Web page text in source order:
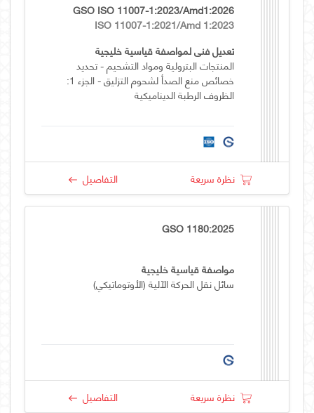
GSO ISO 11007-1:2023/Amd1:2026
ISO 11007-1:2021/Amd 1:2023
تعديل فني لمواصفة قياسية خليجية
المنتجات البترولية ومواد التشحيم - تحديد
خصائص منع الصدأ لشحوم التزليق - الجزء 1:
الظروف الرطبة الديناميكية
نظرة سريعة التفاصيل
GSO 1180:2025
مواصفة قياسية خليجية
سائل نقل الحركة الآلية (الأوتوماتيكي)
نظرة سريعة التفاصيل